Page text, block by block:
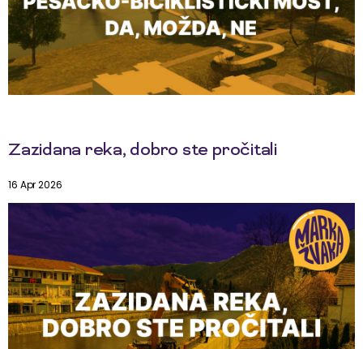
Zazidana reka, dobro ste pročitali
16 Apr 2026